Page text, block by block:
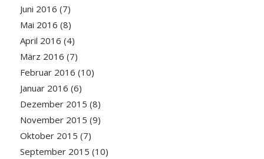
Juni 2016 (7)
Mai 2016 (8)
April 2016 (4)
März 2016 (7)
Februar 2016 (10)
Januar 2016 (6)
Dezember 2015 (8)
November 2015 (9)
Oktober 2015 (7)
September 2015 (10)